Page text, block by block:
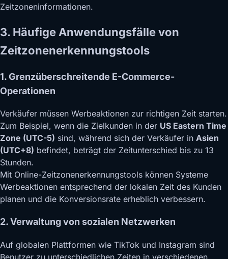
Zeitzoneninformationen.
3. Häufige Anwendungsfälle von
Zeitzonenerkennungstools
1. Grenzüberschreitende E-Commerce-
Operationen
Verkäufer müssen Werbeaktionen zur richtigen Zeit starten.
Zum Beispiel, wenn die Zielkunden in der US Eastern Time
Zone (UTC-5) sind, während sich der Verkäufer in Asien
(UTC+8) befindet, beträgt der Zeitunterschied bis zu 13
Stunden.
Mit Online-Zeitzonenerkennungstools können Systeme
Werbeaktionen entsprechend der lokalen Zeit des Kunden
planen und die Konversionsrate erheblich verbessern.
2. Verwaltung von sozialen Netzwerken
Auf globalen Plattformen wie TikTok und Instagram sind
Benutzer zu unterschiedlichen Zeiten in verschiedenen